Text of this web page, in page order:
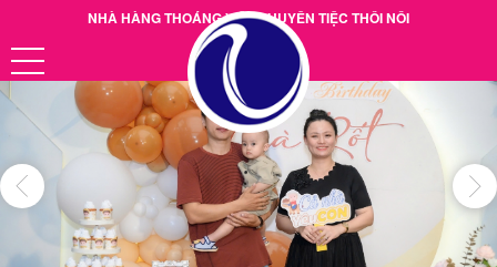
NHÀ HÀNG THOÁNG VIỆT CHUYÊN TIỆC THÔI NÔI
Hotline: 0901.38.39.40